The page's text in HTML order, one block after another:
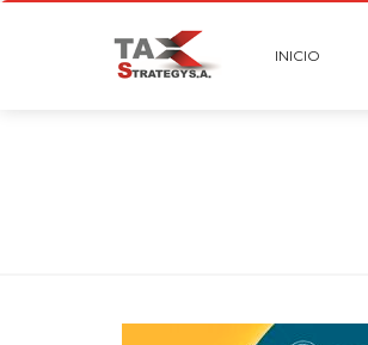
INICIO